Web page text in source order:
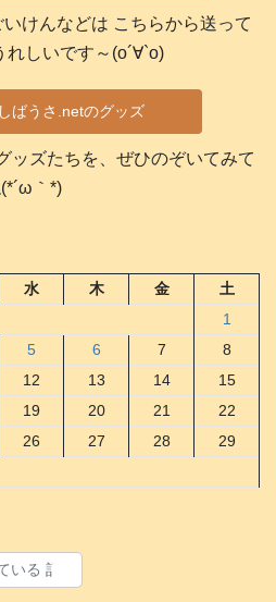
けんなどは こちらから送って
れしいです～(о´∀`о)
しばうさ.netのグッズ
ッズたちを、ぜひのぞいてみて
｀*)
水 木 金
土
1
5 6 7
8
12 13 14
15
19 20 21
22
26 27 28
29